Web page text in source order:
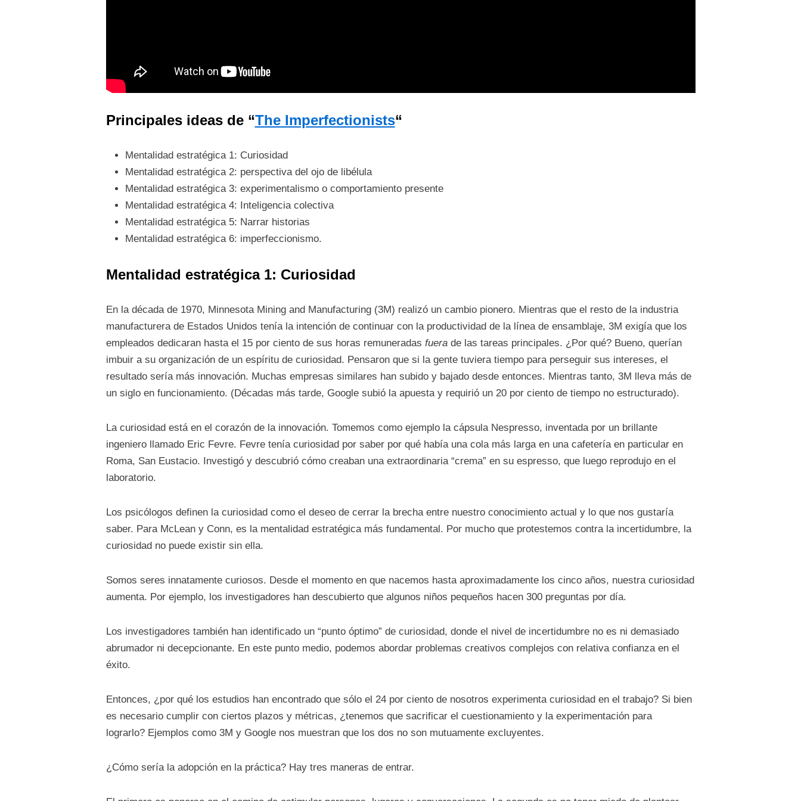
Principales ideas de “The Imperfectionists“
Mentalidad estratégica 1: Curiosidad
Mentalidad estratégica 2: perspectiva del ojo de libélula
Mentalidad estratégica 3: experimentalismo o comportamiento presente
Mentalidad estratégica 4: Inteligencia colectiva
Mentalidad estratégica 5: Narrar historias
Mentalidad estratégica 6: imperfeccionismo.
Mentalidad estratégica 1: Curiosidad
En la década de 1970, Minnesota Mining and Manufacturing (3M) realizó un cambio pionero. Mientras que el resto de la industria
manufacturera de Estados Unidos tenía la intención de continuar con la productividad de la línea de ensamblaje, 3M exigía que los
empleados dedicaran hasta el 15 por ciento de sus horas remuneradas fuerade las tareas principales. ¿Por qué? Bueno, querían
imbuir a su organización de un espíritu de curiosidad. Pensaron que si la gente tuviera tiempo para perseguir sus intereses, el
resultado sería más innovación. Muchas empresas similares han subido y bajado desde entonces. Mientras tanto, 3M lleva más de
un siglo en funcionamiento. (Décadas más tarde, Google subió la apuesta y requirió un 20 por ciento de tiempo no estructurado).
La curiosidad está en el corazón de la innovación. Tomemos como ejemplo la cápsula Nespresso, inventada por un brillante
ingeniero llamado Eric Fevre. Fevre tenía curiosidad por saber por qué había una cola más larga en una cafetería en particular en
Roma, San Eustacio. Investigó y descubrió cómo creaban una extraordinaria “crema” en su espresso, que luego reprodujo en el
laboratorio.
Los psicólogos definen la curiosidad como el deseo de cerrar la brecha entre nuestro conocimiento actual y lo que nos gustaría
saber. Para McLean y Conn, es la mentalidad estratégica más fundamental. Por mucho que protestemos contra la incertidumbre, la
curiosidad no puede existir sin ella.
Somos seres innatamente curiosos. Desde el momento en que nacemos hasta aproximadamente los cinco años, nuestra curiosidad
aumenta. Por ejemplo, los investigadores han descubierto que algunos niños pequeños hacen 300 preguntas por día.
Los investigadores también han identificado un “punto óptimo” de curiosidad, donde el nivel de incertidumbre no es ni demasiado
abrumador ni decepcionante. En este punto medio, podemos abordar problemas creativos complejos con relativa confianza en el
éxito.
Entonces, ¿por qué los estudios han encontrado que sólo el 24 por ciento de nosotros experimenta curiosidad en el trabajo? Si bien
es necesario cumplir con ciertos plazos y métricas, ¿tenemos que sacrificar el cuestionamiento y la experimentación para
lograrlo? Ejemplos como 3M y Google nos muestran que los dos no son mutuamente excluyentes.
¿Cómo sería la adopción en la práctica? Hay tres maneras de entrar.